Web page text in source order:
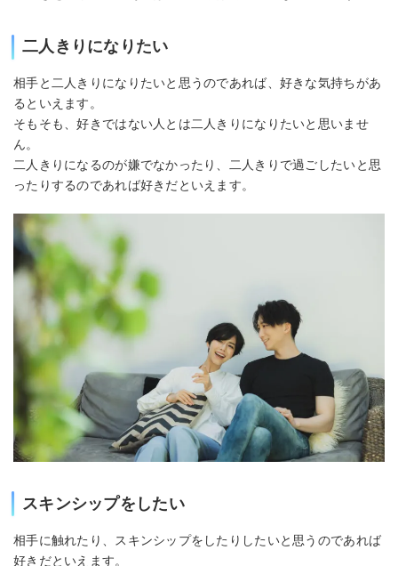
二人きりになりたい
相手と二人きりになりたいと思うのであれば、好きな気持ちがあ
るといえます。
そもそも、好きではない人とは二人きりになりたいと思いませ
ん。
二人きりになるのが嫌でなかったり、二人きりで過ごしたいと思
ったりするのであれば好きだといえます。
スキンシップをしたい
相手に触れたり、スキンシップをしたりしたいと思うのであれば
好きだといえます。